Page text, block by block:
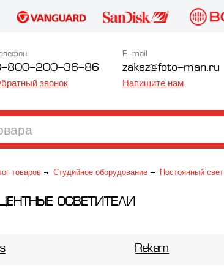
800-200-36-86
звонок
E-mail
zakaz@foto-man.ru
Напишите нам
товаров Студийное оборудование Постоянный свет
ОСВЕТИТЕЛИ
Rekam